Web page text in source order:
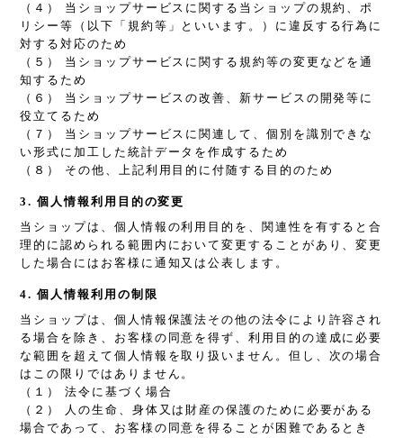
（４） 当ショップサービスに関する当ショップの規約、ポ
リシー等（以下「規約等」といいます。）に違反する行為に
対する対応のため
（５） 当ショップサービスに関する規約等の変更などを通
知するため
（６） 当ショップサービスの改善、新サービスの開発等に
役立てるため
（７） 当ショップサービスに関連して、個別を識別できな
い形式に加工した統計データを作成するため
（８） その他、上記利用目的に付随する目的のため
3. 個人情報利用目的の変更
当ショップは、個人情報の利用目的を、関連性を有すると合
理的に認められる範囲内において変更することがあり、変更
した場合にはお客様に通知又は公表します。
4. 個人情報利用の制限
当ショップは、個人情報保護法その他の法令により許容され
る場合を除き、お客様の同意を得ず、利用目的の達成に必要
な範囲を超えて個人情報を取り扱いません。但し、次の場合
はこの限りではありません。
（１） 法令に基づく場合
（２） 人の生命、身体又は財産の保護のために必要がある
場合であって、お客様の同意を得ることが困難であるとき